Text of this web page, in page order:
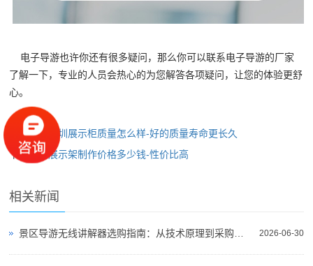
电子导游也许你还有很多疑问，那么你可以联系电子导游的厂家
了解一下，专业的人员会热心的为您解答各项疑问，让您的体验更舒
心。
上一篇：
深圳展示柜质量怎么样-好的质量寿命更长久
下一篇：展示架制作价格多少钱-性价比高
相关新闻
2026-06-30
景区导游无线讲解器选购指南：从技术原理到采购决策